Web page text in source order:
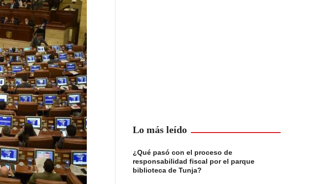
Lo más leído
¿Qué pasó con el proceso de
responsabilidad fiscal por el parque
biblioteca de Tunja?